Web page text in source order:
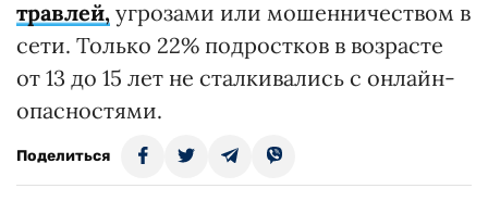
травлей, угрозами или мошенничеством в
сети. Только 22% подростков в возрасте
от 13 до 15 лет не сталкивались с онлайн-
опасностями.
Поделиться